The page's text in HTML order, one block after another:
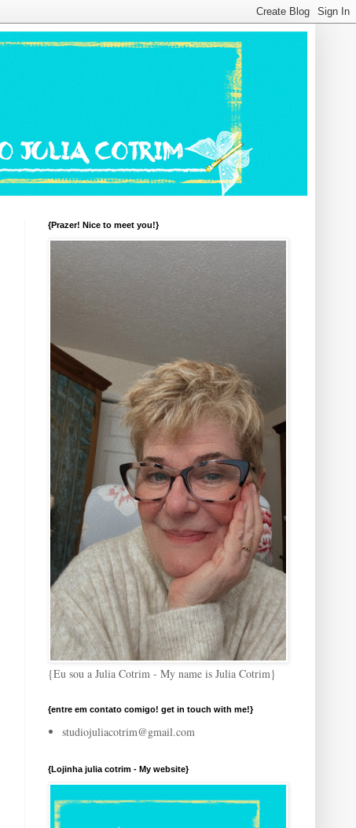
{Prazer! Nice to meet you!}
{Eu sou a Julia Cotrim - My name is Julia Cotrim}
{entre em contato comigo! get in touch with me!}
studiojuliacotrim@gmail.com
{Lojinha julia cotrim - My website}